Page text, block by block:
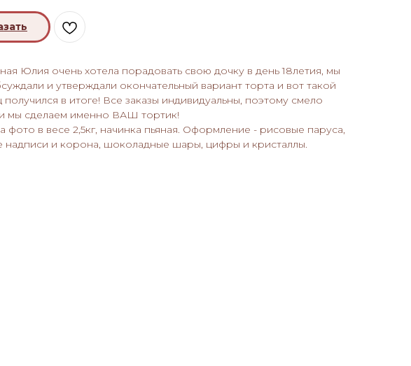
Юлия очень хотела порадовать свою дочку в день 18летия, мы
и утверждали окончательный вариант торта и вот такой
получился в итоге! Все заказы индивидуальны, поэтому смело
мы сделаем именно ВАШ тортик!
фото в весе 2,5кг, начинка пьяная. Оформление - рисовые паруса,
надписи и корона, шоколадные шары, цифры и кристаллы.